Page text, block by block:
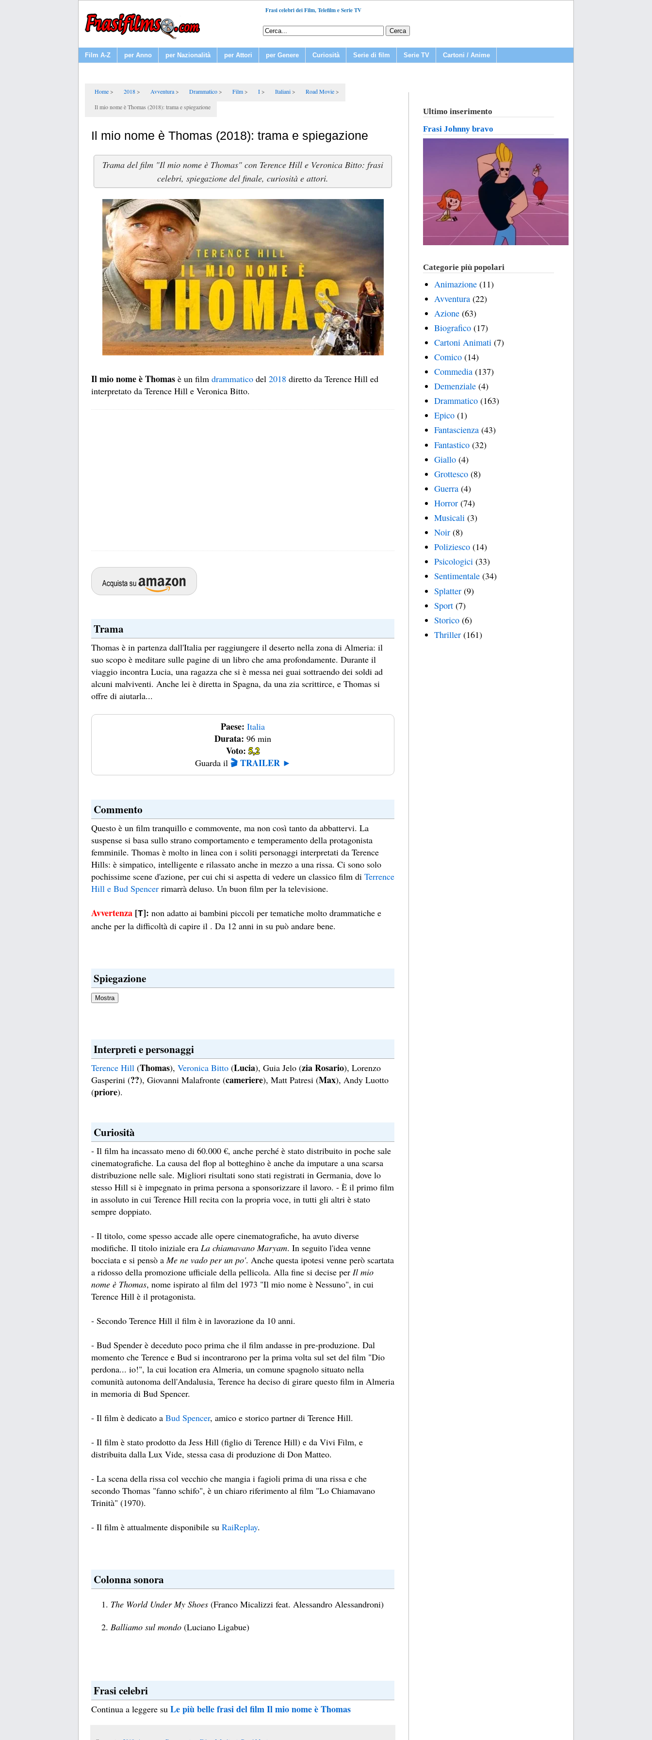
Frasi celebri dei Film, Telefilm e Serie TV
Film A-Z per Anno per Nazionalità per Attori per Genere Curiosità Serie di film Serie TV Cartoni / Anime
Home 2018 Avventura Drammatico Film I Italiani
Road Movie
Il mio nome è Thomas (2018): trama e spiegazione
Il mio nome è Thomas (2018): trama e spiegazione
Trama del film "Il mio nome è Thomas" con Terence Hill e Veronica Bitto: frasi
celebri, spiegazione del finale, curiosità e attori.
Il mio nome è Thomas è un film drammatico del 2018 diretto da Terence Hill ed
interpretato da Terence Hill e Veronica Bitto.
Trama
Thomas è in partenza dall'Italia per raggiungere il deserto nella zona di Almeria: il
suo scopo è meditare sulle pagine di un libro che ama profondamente. Durante il
viaggio incontra Lucia, una ragazza che si è messa nei guai sottraendo dei soldi ad
alcuni malviventi. Anche lei è diretta in Spagna, da una zia scrittirce, e Thomas si
offre di aiutarla...
Paese: Italia
Durata: 96 min
Voto: 5,2
Guarda il 🎬 TRAILER ►
Commento
Questo è un film tranquillo e commovente, ma non così tanto da abbattervi. La
suspense si basa sullo strano comportamento e temperamento della protagonista
femminile. Thomas è molto in linea con i soliti personaggi interpretati da Terence
Hills: è simpatico, intelligente e rilassato anche in mezzo a una rissa. Ci sono solo
pochissime scene d'azione, per cui chi si aspetta di vedere un classico film di Terrence
Hill e Bud Spencer rimarrà deluso. Un buon film per la televisione.
Avvertenza [T]: non adatto ai bambini piccoli per tematiche molto drammatiche e
anche per la difficoltà di capire il . Da 12 anni in su può andare bene.
Spiegazione
Interpreti e personaggi
Terence Hill (Thomas), Veronica Bitto (Lucia), Guia Jelo (zia Rosario), Lorenzo
Gasperini (??), Giovanni Malafronte (cameriere), Matt Patresi (Max), Andy Luotto
(priore).
Curiosità
- Il film ha incassato meno di 60.000 €, anche perché è stato distribuito in poche sale
cinematografiche. La causa del flop al botteghino è anche da imputare a una scarsa
distribuzione nelle sale. Migliori risultati sono stati registrati in Germania, dove lo
stesso Hill si è impegnato in prima persona a sponsorizzare il lavoro. - È il primo film
in assoluto in cui Terence Hill recita con la propria voce, in tutti gli altri è stato
sempre doppiato.
- Il titolo, come spesso accade alle opere cinematografiche, ha avuto diverse
modifiche. Il titolo iniziale era La chiamavano Maryam. In seguito l'idea venne
bocciata e si pensò aMe ne vado per un po'. Anche questa ipotesi venne però scartata
a ridosso della promozione ufficiale della pellicola. Alla fine si decise per Il mio
nome è Thomas, nome ispirato al film del 1973 "Il mio nome è Nessuno", in cui
Terence Hill è il protagonista.
- Secondo Terence Hill il film è in lavorazione da 10 anni.
- Bud Spender è deceduto poco prima che il film andasse in pre-produzione. Dal
momento che Terence e Bud si incontrarono per la prima volta sul set del film "Dio
perdona... io!", la cui location era Almeria, un comune spagnolo situato nella
comunità autonoma dell'Andalusia, Terence ha deciso di girare questo film in Almeria
in memoria di Bud Spencer.
- Il film è dedicato a Bud Spencer, amico e storico partner di Terence Hill.
- Il film è stato prodotto da Jess Hill (figlio di Terence Hill) e da Vivi Film, e
distribuita dalla Lux Vide, stessa casa di produzione di Don Matteo.
- La scena della rissa col vecchio che mangia i fagioli prima di una rissa e che
secondo Thomas "fanno schifo", è un chiaro riferimento al film "Lo Chiamavano
Trinità" (1970).
- Il film è attualmente disponibile su RaiReplay.
Colonna sonora
The World Under My Shoes (Franco Micalizzi feat. Alessandro Alessandroni)
Balliamo sul mondo (Luciano Ligabue)
Frasi celebri
Continua a leggere su Le più belle frasi del film Il mio nome è Thomas
Ultimo inserimento
Frasi Johnny bravo
Categorie più popolari
Animazione (11)
Avventura (22)
Azione (63)
Biografico (17)
Cartoni Animati (7)
Comico (14)
Commedia (137)
Demenziale (4)
Drammatico (163)
Epico (1)
Fantascienza (43)
Fantastico (32)
Giallo (4)
Grottesco (8)
Guerra (4)
Horror (74)
Musicali (3)
Noir (8)
Poliziesco (14)
Psicologici (33)
Sentimentale (34)
Splatter (9)
Sport (7)
Storico (6)
Thriller (161)